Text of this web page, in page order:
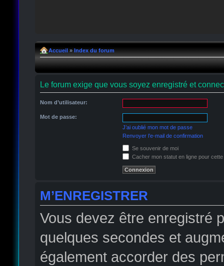
Accueil » Index du forum
Le forum exige que vous soyez enregistré et
Nom d’utilisateur:
Mot de passe:
J’ai oublié mon mot de passe
Renvoyer l’e-mail de confirmation
Se souvenir de moi
Cacher mon statut en ligne pour
M’ENREGISTRER
Vous devez être enregistré
quelques secondes et
également accorder des